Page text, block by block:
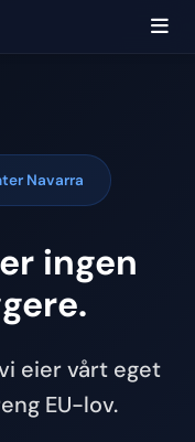
Navarra
ingen
eier vårt eget
EU-lov.